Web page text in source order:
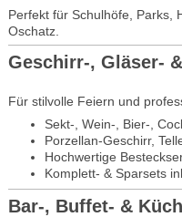
Perfekt für Schulhöfe, Parks,
Oschatz.
Geschirr-, Gläser-
Für stilvolle Feiern und
Sekt-, Wein-, Bier-,
Porzellan-Geschirr,
Hochwertige
Komplett- & Sparsets
Bar-, Buffet- &